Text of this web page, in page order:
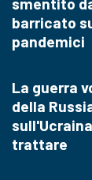
barricato
pandemici
La guerra
della
trattare